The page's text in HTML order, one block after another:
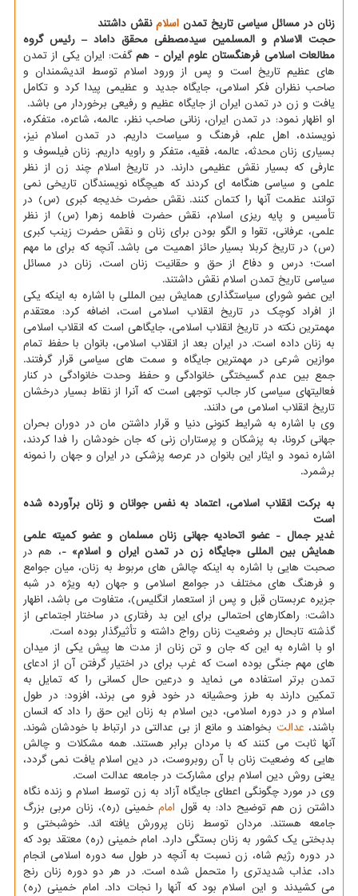
زنان در مسائل سیاسی تاریخ تمدن اسلام نقش داشتند
حجت الاسلام و المسلمین سیدمصطفی محقق داماد – رئیس گروه
مطالعات اسلامی فرهنگستان علوم ایران - همگفت: ایران یکی از تمدن
های عظیم تاریخ است و پس از ورود اسلام توسط اندیشمندان و
صاحب نظران فکر اسلامی، جایگاه جدید و عظیمی پیدا کرد و تکامل
یافت و زن در تمدن ایران از جایگاه عظیم و رفیعی برخوردار می باشد.
او اظهار نمود: در تمدن ایران، زنانی صاحب نظر، عالمه، شاعره، متفکره،
نویسنده، اهل علم، فرهنگ و سیاست داریم. در تمدن اسلام نیز،
بسیاری زنان محدثه، عالمه، فقیه، متفکر و راویه داریم. زنان فیلسوف و
عارفی که بسیار نقش عظیمی دارند. در تاریخ اسلام چند زن از نظر
علمی و سیاسی هنگامه ای کردند که هیچگاه نویسندگان تاریخی نمی
توانند عظمت آنها را کتمان کنند. نقش حضرت خدیجه کبری (س) در
تأسیس و پایه ریزی اسلام، نقش حضرت فاطمه زهرا (س) از نظر
علمی، عرفانی، تقوا و الگو بودن برای زنان و نقش حضرت زینب کبری
(س) در تاریخ کربلا بسیار حائز اهمیت می باشد. آنچه که برای ما مهم
است؛ درس و دفاع از حق و حقانیت زنان است، زنان در مسائل
سیاسی تاریخ تمدن اسلام نقش داشتند.
این عضو شورای سیاستگذاری همایش بین المللی با اشاره به اینکه یکی
از افراد کوچک در تاریخ انقلاب اسلامی است، اضافه کرد: معتقدم
مهمترین نکته در تاریخ انقلاب اسلامی، جایگاهی است که انقلاب اسلامی
به زنان داده است. در ایران بعد از انقلاب اسلامی، بانوان با حفظ تمام
موازین شرعی در مهمترین جایگاه و سمت های سیاسی قرار گرفتند.
جمع بین عدم گسیختگی خانوادگی و حفظ وحدت خانوادگی در کنار
فعالیتهای سیاسی کار جالب توجهی است که آنرا از نقاط بسیار درخشان
تاریخ انقلاب اسلامی می دانند.
وی با اشاره به شرایط کنونی دنیا و قرار داشتن مان در دوران بحران
جهانی کرونا، به پزشکان و پرستاران زنی که جان خودشان را فدا کردند،
اشاره نمود و ایثار این بانوان در عرصه پزشکی در ایران و جهان را نمونه
برشمرد.
به برکت انقلاب اسلامی، اعتماد به نفس جوانان و زنان برآورده شده
است
غدیر جمال - عضو اتحادیه جهانی زنان مسلمان و عضو کمیته علمی
همایش بین المللی «جایگاه زن در تمدن ایران و اسلام» -، هم در
صحبت هایی با اشاره به اینکه چالش های مربوط به زنان، میان جوامع
و فرهنگ های مختلف در جوامع اسلامی و جهان (به ویژه در شبه
جزیره عربستان قبل و پس از استعمار انگلیس)، متفاوت می باشد، اظهار
داشت: راهکارهای احتمالی برای این بد رفتاری در ساختار اجتماعی از
گذشته تابحال بر وضعیت زنان رواج داشته و تأثیرگذار بوده است.
او با اشاره به این که جان و تن زنان از مدت ها پیش یکی از میدان
های مهم جنگی بوده است که غرب برای در اختیار گرفتن آن از ادعای
تمدن برتر استفاده می نماید و درعین حال کسانی را که تمایل به
تمکین دارند به طرز وحشیانه در خود فرو می برند، افزود: در طول
اسلام و در دوره اسلامی، دین اسلام به زنان این حق را داد که انسان
باشند، عدالت بخواهند و مانع از بی عدالتی در ارتباط با خودشان شوند.
آنها ثابت می کنند که با مردان برابر هستند. همه مشکلات و چالش
هایی که وضعیت زنان با آن روبروست، در دین اسلام یافت نمی گردد،
یعنی روش دین اسلام برای مشارکت در جامعه عدالت است.
وی در مورد چگونگی اعطای جایگاه آزاد به زن توسط اسلام و زنده نگاه
داشتن زن هم توضیح داد: به قول امامخمینی (ره)، زنان مربی بزرگ
جامعه هستند. مردان توسط زنان پرورش یافته اند. خوشبختی و
بدبختی یک کشور به زنان بستگی دارد. امام خمینی (ره) معتقد بود که
در دوره رژیم شاه، زن نسبت به آنچه در طول سه دوره اسلامی انجام
داد، عذاب شدیدتری را متحمل شده است. در هر دو دوره زنان رنج
می کشیدند و این اسلام بود که آنها را نجات داد. امام خمینی (ره)